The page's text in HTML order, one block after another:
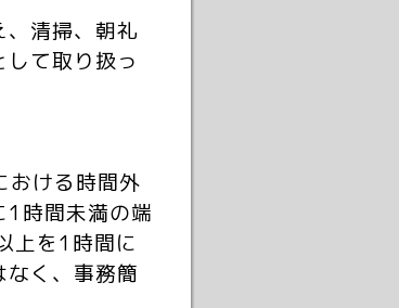
清掃、朝礼
て取り扱っ
おける時間外
1時間未満の端
上を1時間に
く、事務簡